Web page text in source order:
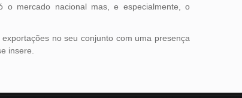
o mercado nacional mas, e especialmente, o
no seu conjunto com uma presença
insere.